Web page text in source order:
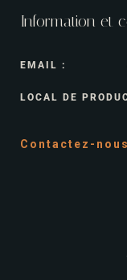
Information et
EMAIL :
LOCAL DE
Contactez-nous